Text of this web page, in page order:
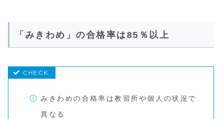
「みきわめ」の合格率は85％以上
みきわめの合格率は教習所や個人の状況で
異なる